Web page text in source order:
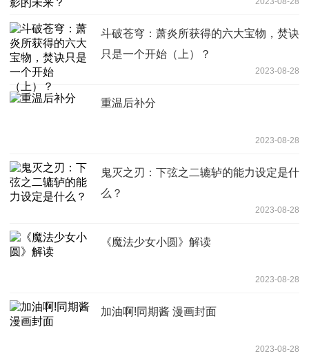
斗破苍穹：萧炎所获得的六大宝物，焚诀
只是一个开始（上）？
2023-08-28
重温后补分
2023-08-28
鬼灭之刃：下弦之二辘轳的能力设定是什
么？
2023-08-28
《魔法少女小圆》解读
2023-08-28
加油啊!同期酱 漫画封面
2023-08-28